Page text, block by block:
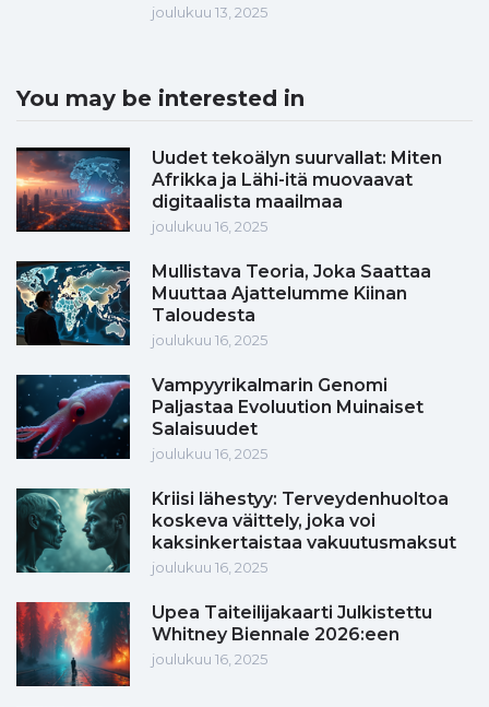
joulukuu 13, 2025
You may be interested in
Uudet tekoälyn suurvallat: Miten
Afrikka ja Lähi-itä muovaavat
digitaalista maailmaa
joulukuu 16, 2025
Mullistava Teoria, Joka Saattaa
Muuttaa Ajattelumme Kiinan
Taloudesta
joulukuu 16, 2025
Vampyyrikalmarin Genomi
Paljastaa Evoluution Muinaiset
Salaisuudet
joulukuu 16, 2025
Kriisi lähestyy: Terveydenhuoltoa
koskeva väittely, joka voi
kaksinkertaistaa vakuutusmaksut
joulukuu 16, 2025
Upea Taiteilijakaarti Julkistettu
Whitney Biennale 2026:een
joulukuu 16, 2025